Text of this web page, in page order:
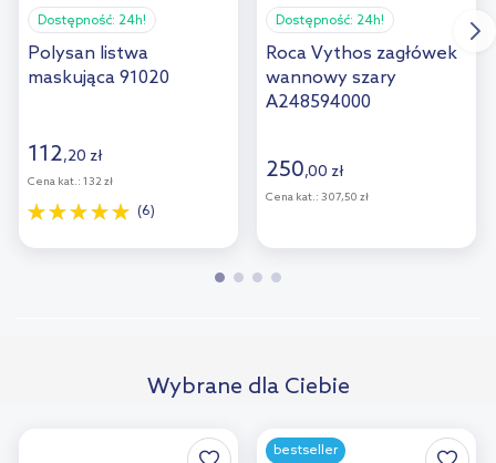
Dostępność: 24h!
Polysan listwa
maskująca 91020
112,20 zł
Cena kat.: 132 zł
(6)
Dostępność: 24h!
Roca Vythos zagłówek
wannowy szary
A248594000
250,00 zł
Cena kat.: 307,50 zł
Wybrane dla Ciebie
bestseller